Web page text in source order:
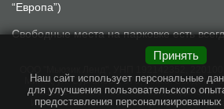
“Европа”)
Свободные места на парковке есть
Минск, ул. Сурганова, 57б, пом.8.
№192142352 от 16.10.2013г., выдано
Интернет-магазин piano.by
Принять
Наш сайт использует персональные
для улучшения пользовательского
предоставления